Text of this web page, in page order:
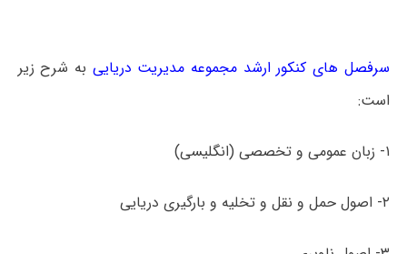
سرفصل های کنکور ارشد مجموعه مدیریت دریایی به شرح زیر
است:
۱- زبان عمومی و تخصصی (انگلیسی)
۲- اصول حمل و نقل و تخلیه و بارگیری دریایی